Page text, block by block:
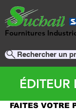
Fournitures
Rechercher un
ÉDITEUR
FAITES VOTRE